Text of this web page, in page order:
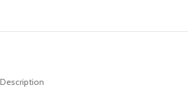
Description